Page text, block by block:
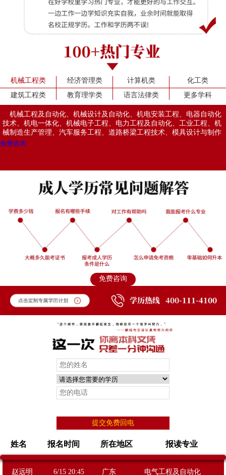
机械工程类 经济管理类 计算机类
化工类
建筑工程类
教育理学类 语言法律类 更多学科
机械工程及自动化、机械设计及自动化、机电安装工程、电器自动化
技术、机电一体化、机械电子工程、电力工程及自动化、工业工程、机
械制造生产管理、汽车服务工程、道路桥梁工程技术、模具设计与制作
免费咨询
免费咨询
提交免费回电
姓名 报名时间 所在地区 报读专业
王岩 6/15 19:06 辽宁 电气工程及自动化
赵远明 6/15 20:45 广东 电气工程及自动化